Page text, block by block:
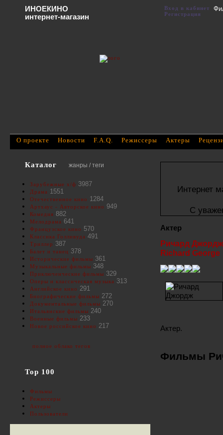
Интернет
С
Актер
Ричард Джордж
Richard George
Актер.
Фильмы
Каталог жанры / теги
Зарубежные х/ф 3987
Драма 1551
Отечественное кино 1284
Артхаус - Авторское кино 949
Комедия 882
Мелодрама 641
Французское кино 570
Классика Голливуда 491
Триллер 387
Балет и танец 378
Исторические фильмы 361
Музыкальные фильмы 348
Приключенческие фильмы 329
Оперы и классическая музыка 313
Английское кино 291
Биографические фильмы 272
Документальные фильмы 270
Итальянские фильмы 240
Военные фильмы 233
Новое российское кино 217
полное облако тегов
Top 100
Фильмы
Режиссеры
Актеры
Пользователи
О проекте Новости F.A.Q. Режиссеры Актеры
ИНОЕКИНО
интернет-магазин
Вход в кабинет
Регистрация